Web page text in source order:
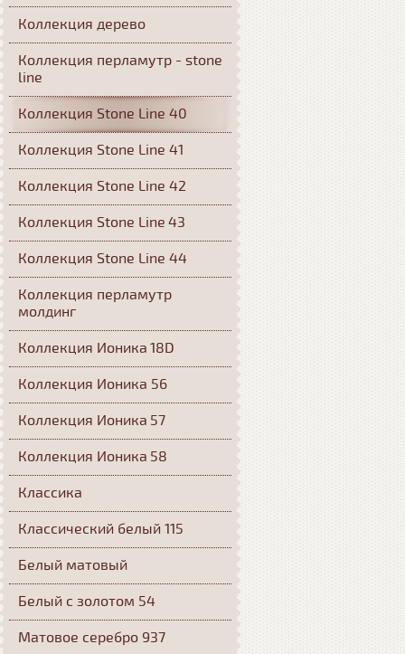
Коллекция дерево
Коллекция перламутр - stone
line
Коллекция Stone Line 40
Коллекция Stone Line 41
Коллекция Stone Line 42
Коллекция Stone Line 43
Коллекция Stone Line 44
Коллекция перламутр
молдинг
Коллекция Ионика 18D
Коллекция Ионика 56
Коллекция Ионика 57
Коллекция Ионика 58
Классика
Классический белый 115
Белый матовый
Белый с золотом 54
Матовое серебро 937